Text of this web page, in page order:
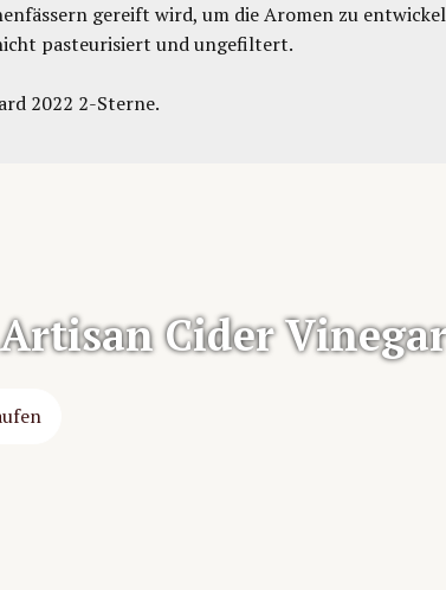
gereift wird, um die Aromen zu
pasteurisiert und ungefiltert.
2022 2-Sterne.
Cider